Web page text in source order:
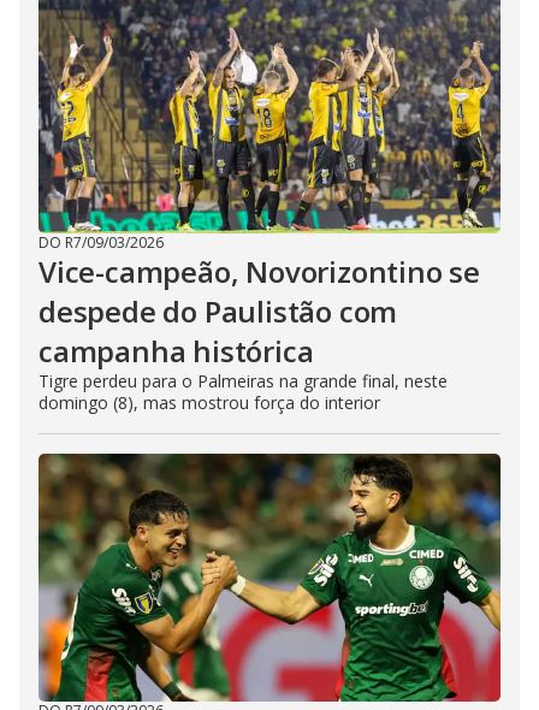
DO R7/09/03/2026
Vice-campeão, Novorizontino se
despede do Paulistão com
campanha histórica
Tigre perdeu para o Palmeiras na grande final, neste
domingo (8), mas mostrou força do interior